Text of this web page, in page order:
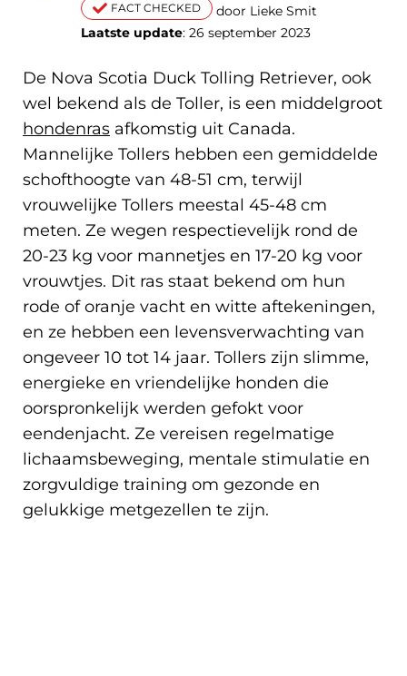
FACT CHECKED
door Lieke Smit
Laatste update: 26 september 2023
De Nova Scotia Duck Tolling Retriever, ook
wel bekend als de Toller, is een middelgroot
hondenras afkomstig uit Canada.
Mannelijke Tollers hebben een gemiddelde
schofthoogte van 48-51 cm, terwijl
vrouwelijke Tollers meestal 45-48 cm
meten. Ze wegen respectievelijk rond de
20-23 kg voor mannetjes en 17-20 kg voor
vrouwtjes. Dit ras staat bekend om hun
rode of oranje vacht en witte aftekeningen,
en ze hebben een levensverwachting van
ongeveer 10 tot 14 jaar. Tollers zijn slimme,
energieke en vriendelijke honden die
oorspronkelijk werden gefokt voor
eendenjacht. Ze vereisen regelmatige
lichaamsbeweging, mentale stimulatie en
zorgvuldige training om gezonde en
gelukkige metgezellen te zijn.